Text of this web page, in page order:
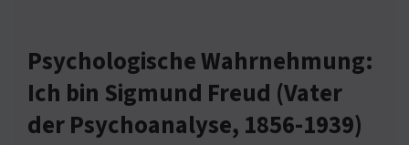
Psychologische Wahrnehmung:
Ich bin Sigmund Freud (Vater
der Psychoanalyse, 1856-1939)